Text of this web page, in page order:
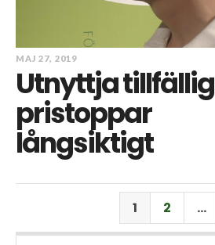
MAJ 27, 2019
Utnyttja
pristoppar
långsiktigt
1 2 …